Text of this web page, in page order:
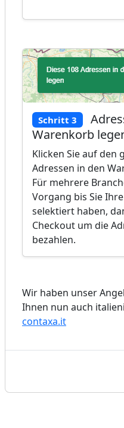
Schritt 3
Warenkorb
Klicken Sie auf den
Adressen in den
Für mehrere
Vorgang bis Sie
selektiert haben,
Checkout um die
bezahlen.
Wir haben unser
Ihnen nun auch
contaxa.it